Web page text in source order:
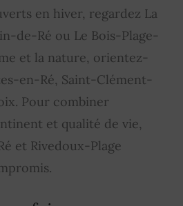
en hiver, regardez La
de-Ré ou Le Bois-Plage-
et la nature, orientez-
en-Ré, Saint-Clément-
Pour combiner
et qualité de vie,
et Rivedoux-Plage